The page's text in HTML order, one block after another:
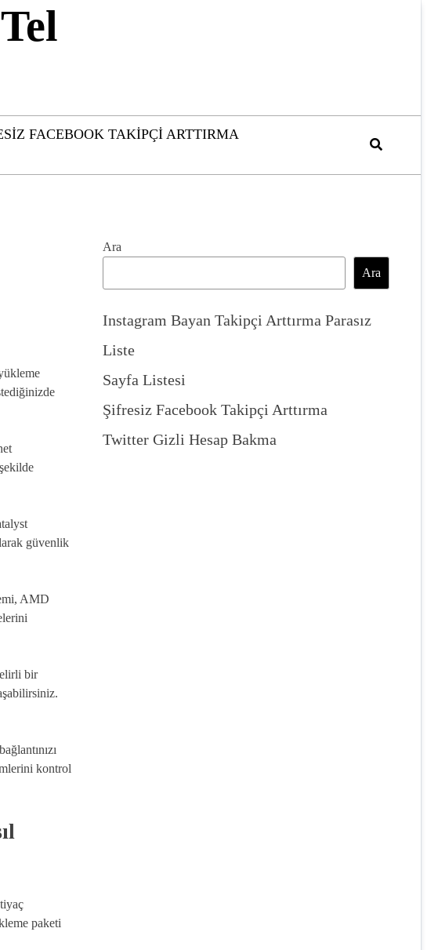
FACEBOOK TAKIPÇI ARTTIRMA
güvenlik
AMD
bir
kontrol
paketi
Ara
Ara
Instagram Bayan Takipçi Arttırma Parasız
Liste
Sayfa Listesi
Şifresiz Facebook Takipçi Arttırma
Twitter Gizli Hesap Bakma